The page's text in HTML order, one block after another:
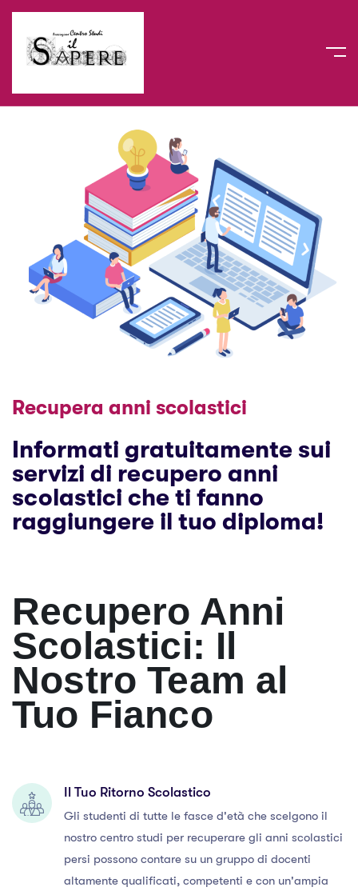
Recupera anni scolastici
Informati gratuitamente sui
servizi di recupero anni
scolastici che ti fanno
raggiungere il tuo diploma!
Recupero Anni
Scolastici: Il
Nostro Team al
Tuo Fianco
Il Tuo Ritorno Scolastico
Gli studenti di tutte le fasce d'età che scelgono il
nostro centro studi per recuperare gli anni scolastici
persi possono contare su un gruppo di docenti
altamente qualificati, competenti e con un'ampia